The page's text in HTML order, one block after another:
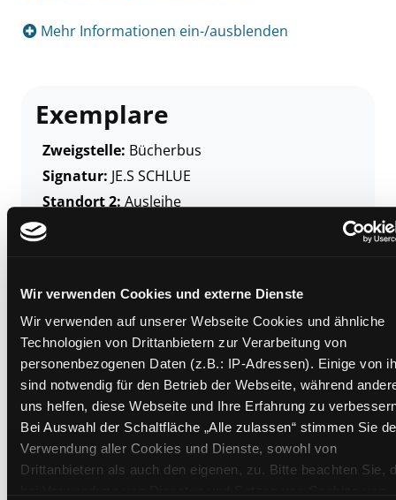
Wir verwenden Cookies und externe Dienste
Wir verwenden auf unserer Webseite Cookies und ähnliche
Technologien von Drittanbietern zur Verarbeitung von
personenbezogenen Daten (z.B.: IP-Adressen). Einige von
sind notwendig für den Betrieb der Webseite, während
uns helfen, diese Webseite und Ihre Erfahrung zu
Bei Auswahl der Schaltfläche „Alle zulassen“ stimmen Sie
Verwendung aller Cookies und Dienste, sowohl von
Drittanbietern als auch den eigenen, zu. Bitte beachten Sie,
Mehr Informationen ein-/ausblenden
Exemplare
Zweigstelle: Bücherbus
Signatur: JE.S SCHLUE
Standort 2: Ausleihe
Status:
Frist:03.12.2026
Barcode: 2611SB00943
Standort 3:
Zweigstelle:
Ost - Schillerstraße
Signatur: JE.S SCHLUE